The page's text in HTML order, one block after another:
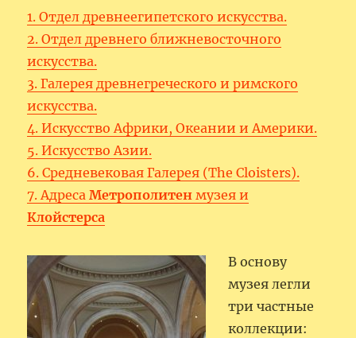
1. Отдел древнеегипетского искусства.
2. Отдел древнего ближневосточного
искусства.
3. Галерея древнегреческого и римского
искусства.
4. Искусство Африки, Океании и Америки.
5. Искусство Азии.
6. Средневековая Галерея (The Cloisters).
7. АдресаМетрополитен музея и
Клойстерса
В основу
музея легли
три частные
коллекции: